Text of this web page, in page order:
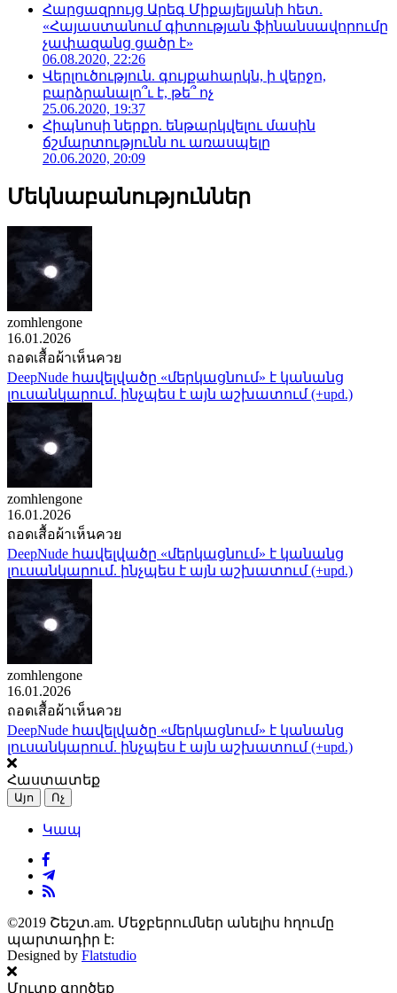
Հարցազրույց Արեգ Միքայելյանի հետ.
«Հայաստանում գիտության ֆինանսավորումը
չափազանց ցածր է»
06.08.2020, 22:26
Վերլուծություն. գույքահարկն, ի վերջո,
բարձրանալո՞ւ է, թե՞ ոչ
25.06.2020, 19:37
Հիպնոսի ներքո. ենթարկվելու մասին
ճշմարտությունն ու առասպելը
20.06.2020, 20:09
Մեկնաբանություններ
zomhlengone
16.01.2026
ถอดเสื้อผ้าเห็นควย
DeepNude հավելվածը «մերկացնում» է կանանց
լուսանկարում. ինչպես է այն աշխատում (+upd.)
zomhlengone
16.01.2026
ถอดเสื้อผ้าเห็นควย
DeepNude հավելվածը «մերկացնում» է կանանց
լուսանկարում. ինչպես է այն աշխատում (+upd.)
zomhlengone
16.01.2026
ถอดเสื้อผ้าเห็นควย
DeepNude հավելվածը «մերկացնում» է կանանց
լուսանկարում. ինչպես է այն աշխատում (+upd.)
Հաստատեք
Այո Ոչ
Կապ
©2019 Շեշտ.am. Մեջբերումներ անելիս հղումը
պարտադիր է:
Designed by Flatstudio
Մուտք գործեք